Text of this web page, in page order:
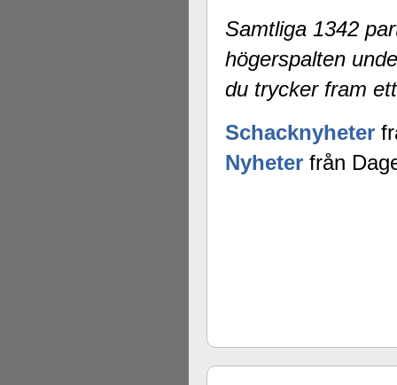
Samtliga 1342
högerspalten
du trycker fram
Schacknyheter
Nyheter från